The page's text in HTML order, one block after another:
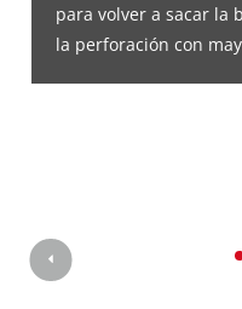
para volver a sacar la
la perforación con